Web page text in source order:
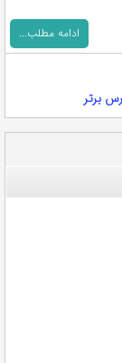
ادامه مطلب...
برتر